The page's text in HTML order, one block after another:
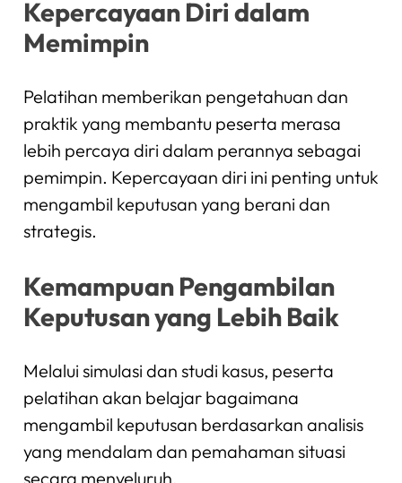
Kepercayaan Diri dalam
Memimpin
Pelatihan memberikan pengetahuan dan
praktik yang membantu peserta merasa
lebih percaya diri dalam perannya sebagai
pemimpin. Kepercayaan diri ini penting untuk
mengambil keputusan yang berani dan
strategis.
Kemampuan Pengambilan
Keputusan yang Lebih Baik
Melalui simulasi dan studi kasus, peserta
pelatihan akan belajar bagaimana
mengambil keputusan berdasarkan analisis
yang mendalam dan pemahaman situasi
secara menyeluruh.